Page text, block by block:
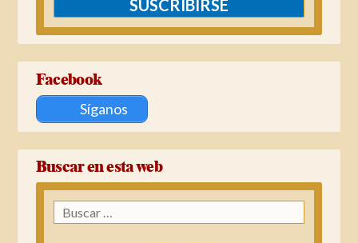
SUSCRIBIRSE
Facebook
Síganos
Buscar en esta web
Buscar: